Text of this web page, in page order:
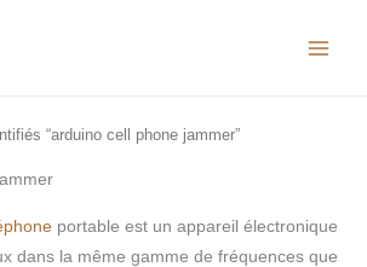
“arduino cell phone jammer”
portable est un appareil électronique
dans la même gamme de fréquences que